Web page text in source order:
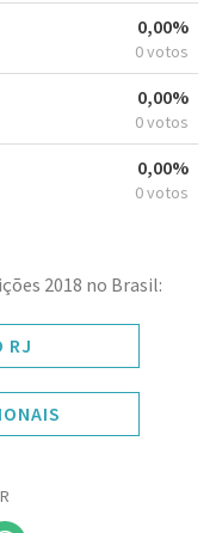
0,00%
0 votos
0,00%
0 votos
0,00%
0 votos
2018 no Brasil:
RJ